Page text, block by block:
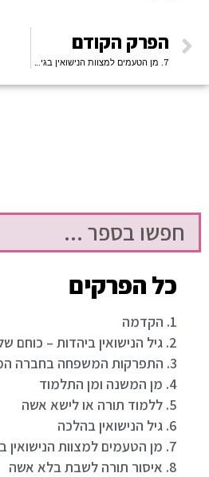
הפרק הקודם
כל הפרקים
1. הקדמה
2. גיל הנישואין ביהדות – כוחם של חכמי ישראל
3. התפרקות המשפחה בחברה המערבית
4. מן המשנה ומן התלמוד
5. ללמוד תורה או לישא אשה
6. גיל הנישואין בהלכה
7. מן הטעמים למצוות הנישואין בגיל י"ח שנים
8. איסור תורה לשבת בלא אשה